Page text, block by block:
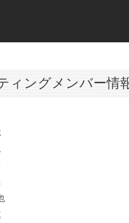
ィングメンバー情